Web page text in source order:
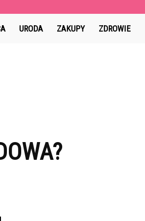
URODA ZAKUPY ZDROWIE